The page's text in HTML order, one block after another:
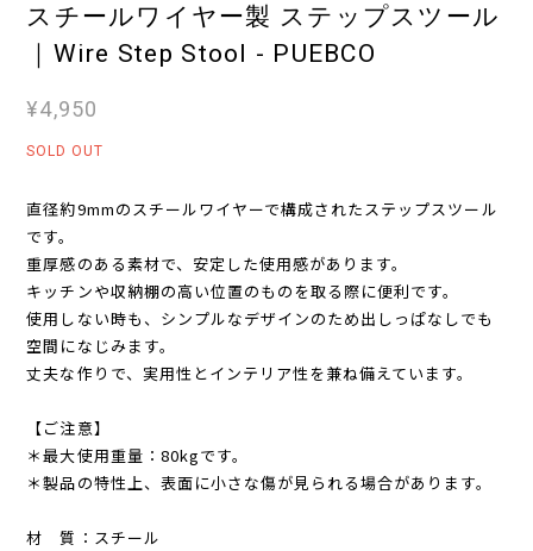
スチールワイヤー製 ステップスツール
｜Wire Step Stool - PUEBCO
¥4,950
SOLD OUT
直径約9mmのスチールワイヤーで構成されたステップスツール
です。
重厚感のある素材で、安定した使用感があります。
キッチンや収納棚の高い位置のものを取る際に便利です。
使用しない時も、シンプルなデザインのため出しっぱなしでも
空間になじみます。
丈夫な作りで、実用性とインテリア性を兼ね備えています。
【ご注意】
＊最大使用重量：80kgです。
＊製品の特性上、表面に小さな傷が見られる場合があります。
材 質：スチール